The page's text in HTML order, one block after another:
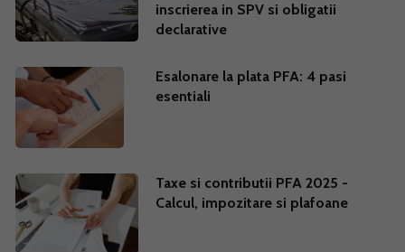
inscrierea in SPV si obligatii
declarative
Esalonare la plata PFA: 4 pasi
esentiali
Taxe si contributii PFA 2025 -
Calcul, impozitare si plafoane